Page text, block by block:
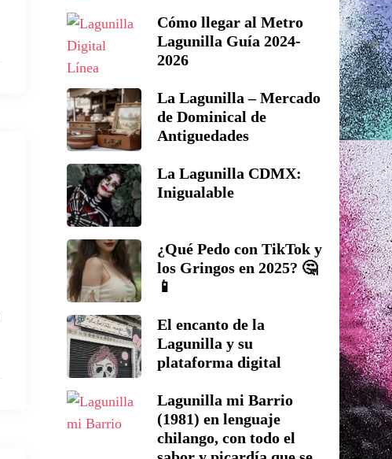
Cómo llegar al Metro
Lagunilla Guía 2024-
2026
La Lagunilla – Mercado
de Dominical de
Antiguedades
La Lagunilla CDMX:
Inigualable
¿Qué Pedo con TikTok y
los Gringos en 2025? 🤔
📱
El encanto de la
Lagunilla y su
plataforma digital
Lagunilla mi Barrio
(1981) en lenguaje
chilango, con todo el